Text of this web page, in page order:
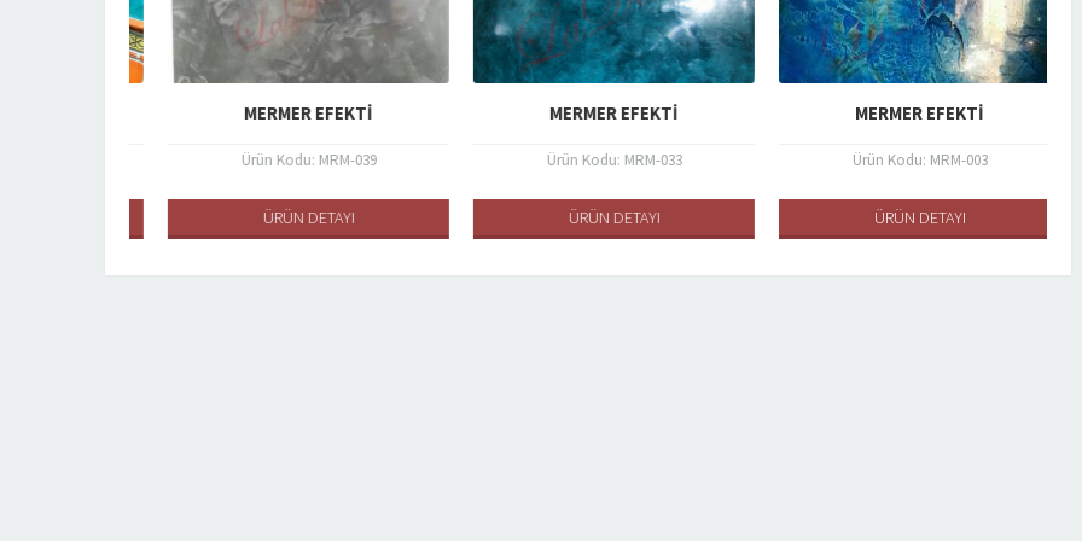
MERMER EFEKTI
Ürün Kodu: MRM-039
ÜRÜN DETAYI
MERMER EFEKTI
Ürün Kodu: MRM-033
ÜRÜN DETAYI
MERMER EFEKTI
Ürün Kodu: MRM-003
ÜRÜN DETAYI